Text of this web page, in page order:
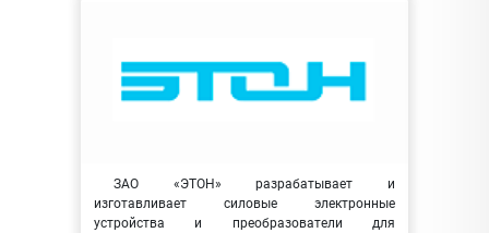
ЗАО «ЭТОН» разрабатывает и
изготавливает силовые электронные
устройства и преобразователи для